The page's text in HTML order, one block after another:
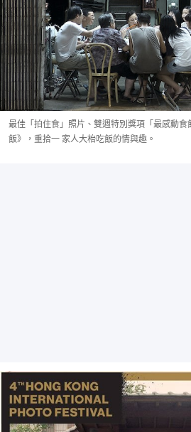
最佳「拍住食」照片、雙週特別獎項「最感動
飯》，重拾一 家人大枱吃飯的情與趣。